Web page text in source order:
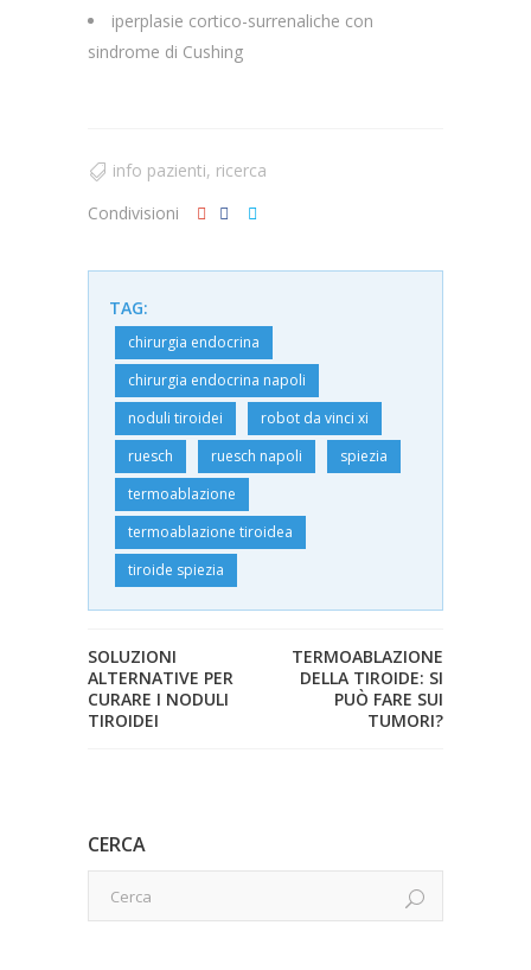
iperplasie cortico-surrenaliche con
sindrome di Cushing
info pazienti, ricerca
Condivisioni
TAG:
chirurgia endocrina
chirurgia endocrina napoli
noduli tiroidei
robot da vinci xi
ruesch
ruesch napoli
spiezia
termoablazione
termoablazione tiroidea
tiroide spiezia
SOLUZIONI
ALTERNATIVE PER
CURARE I NODULI
TIROIDEI
TERMOABLAZIONE
DELLA TIROIDE: SI
PUÒ FARE SUI
TUMORI?
CERCA